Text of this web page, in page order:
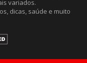
variados.
dicas, saúde e muito